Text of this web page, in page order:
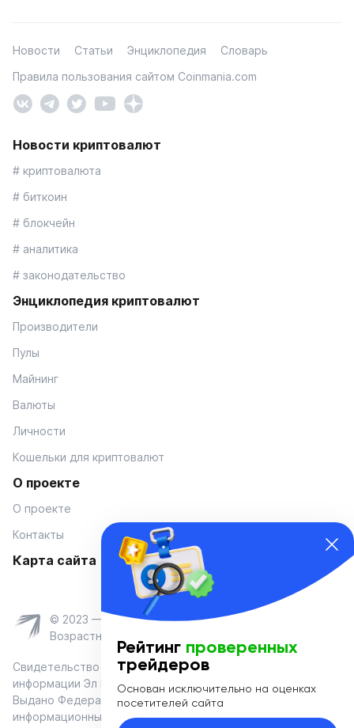
Новости Статьи Энциклопедия
Словарь
Правила пользования сайтом Coinmania.com
Новости криптовалют
# криптовалюта
# биткоин
# блокчейн
# аналитика
# законодательство
Энциклопедия криптовалют
Производители
Пулы
Майнинг
Валюты
Личности
Кошельки для криптовалют
О проекте
О проекте
Контакты
Карта сайта
© 2023 — Coinmania
Возрастное ограничение 16+
Свидетельство о регистрации средства массовой
информации Эл № ФС 77-74908 от «25» января 2019 г.
Выдано Федеральной службой по надзору в сфере связи,
информационных технологий и массовых коммуникаций
Рейтинг проверенных
трейдеров
Основан исключительно на оценках
посетителей сайта